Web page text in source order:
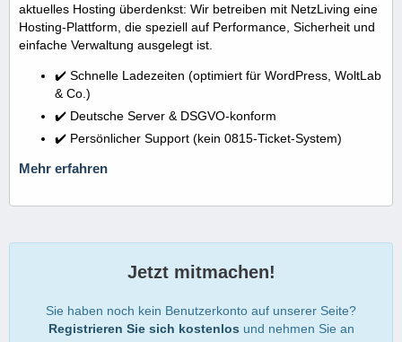
aktuelles Hosting überdenkst: Wir betreiben mit NetzLiving eine
Hosting-Plattform, die speziell auf Performance, Sicherheit und
einfache Verwaltung ausgelegt ist.
✔️ Schnelle Ladezeiten (optimiert für WordPress, WoltLab
& Co.)
✔️ Deutsche Server & DSGVO-konform
✔️ Persönlicher Support (kein 0815-Ticket-System)
Mehr erfahren
Jetzt mitmachen!
Sie haben noch kein Benutzerkonto auf unserer Seite?
Registrieren Sie sich kostenlos und nehmen Sie an